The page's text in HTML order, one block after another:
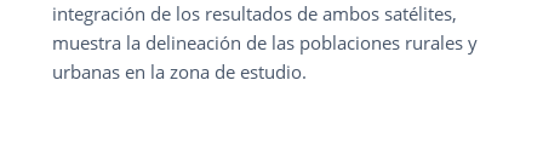
integración de los resultados de ambos satélites,
muestra la delineación de las poblaciones rurales y
urbanas en la zona de estudio.